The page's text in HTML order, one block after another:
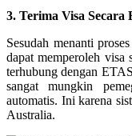
3. Terima Visa
Sesudah menanti
dapat memperoleh visa
terhubung dengan
sangat mungkin
automatis. Ini karena
Australia.